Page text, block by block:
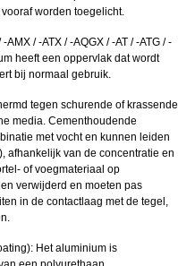
worden toegelicht.
/ -ATX / -AQGX / -AT / -ATG / -
heeft een oppervlak dat wordt
bij normaal gebruik.
tegen schurende of krassende
media. Cementhoudende
met vocht en kunnen leiden
afhankelijk van de concentratie en
of voegmateriaal op
verwijderd en moeten pas
in de contactlaag met de tegel,
Het aluminium is